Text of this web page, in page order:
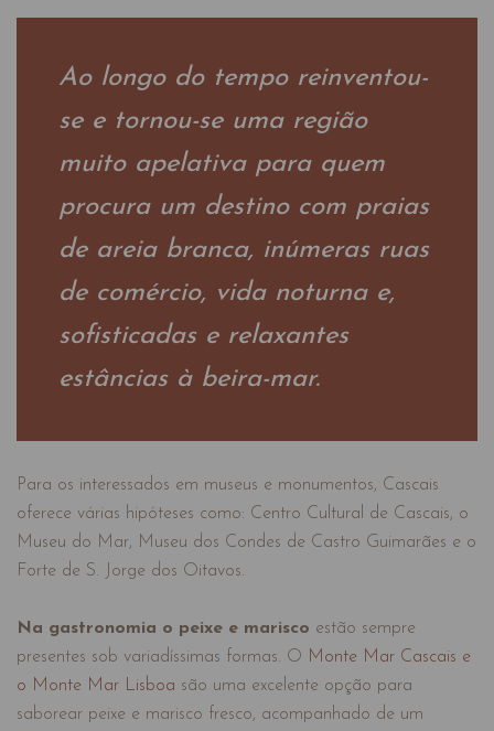
Ao longo do tempo reinventou-
se e tornou-se uma região
muito apelativa para quem
procura um destino com praias
de areia branca, inúmeras ruas
de comércio, vida noturna e,
sofisticadas e relaxantes
estâncias à beira-mar.
Para os interessados em museus e monumentos, Cascais
oferece várias hipóteses como: Centro Cultural de Cascais, o
Museu do Mar, Museu dos Condes de Castro Guimarães e o
Forte de S. Jorge dos Oitavos.
Na gastronomia o peixe e marisco estão sempre
presentes sob variadíssimas formas. O Monte Mar Cascais e
o Monte Mar Lisboa são uma excelente opção para
saborear peixe e marisco fresco, acompanhado de um